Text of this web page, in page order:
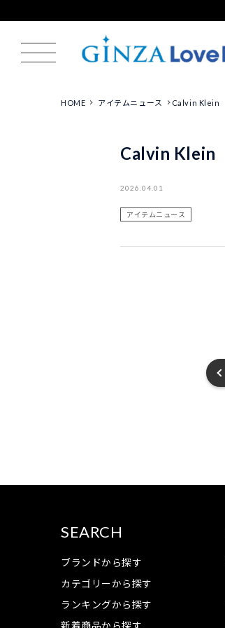
HOME アイテムニュース Calvin Klein
Calvin Klein
2026.04.01
アイテムニュース
SEARCH
ブランドから探す
カテゴリーから探す
ランキングから探す
新着商品から探す